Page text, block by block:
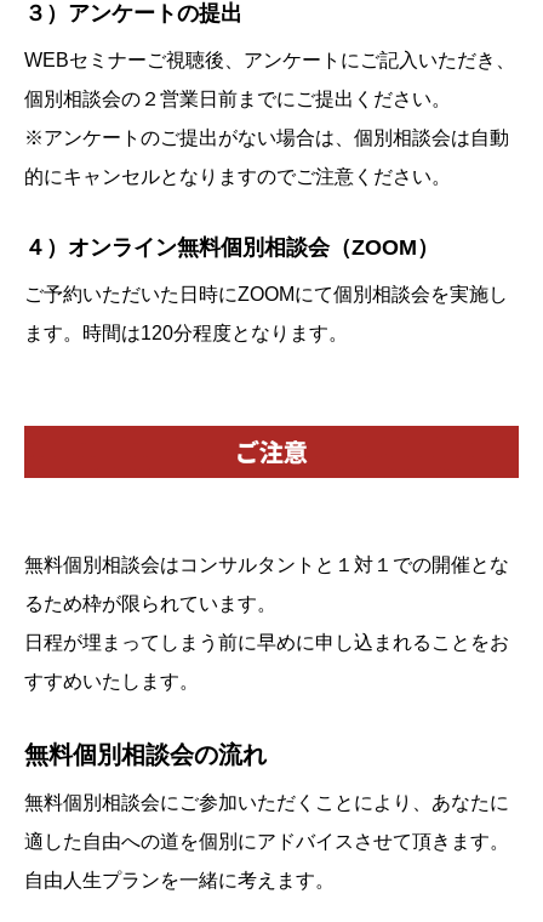
３）アンケートの提出
WEBセミナーご視聴後、アンケートにご記入いただき、
個別相談会の２営業日前までにご提出ください。
※アンケートのご提出がない場合は、個別相談会は自動
的にキャンセルとなりますのでご注意ください。
４）オンライン無料個別相談会（ZOOM）
ご予約いただいた日時にZOOMにて個別相談会を実施し
ます。時間は120分程度となります。
無料個別相談会はコンサルタントと１対１での開催とな
るため枠が限られています。
日程が埋まってしまう前に早めに申し込まれることをお
すすめいたします。
無料個別相談会の流れ
無料個別相談会にご参加いただくことにより、あなたに
適した自由への道を個別にアドバイスさせて頂きます。
自由人生プランを一緒に考えます。